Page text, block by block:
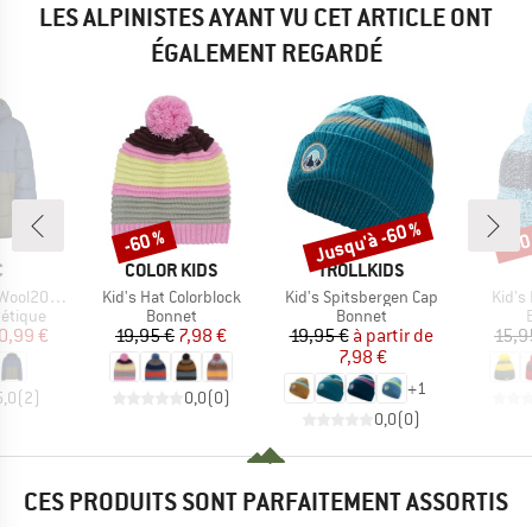
LES ALPINISTES AYANT VU CET ARTICLE ONT
ÉGALEMENT REGARDÉ
Hoody
réduit
€
(2)
MARQUE
COLOR KIDS
Article
Kid's Hat Colorblock
Product group
Bonnet
Prix
19,95 €Prix réduit
7,98 €
0,0(0)
Remise
-60 %
MARQUE
TROLLKIDS
Article
Kid's Spitsbergen Cap
Product group
Bonnet
Prix
19,95 € Prix réduit
à partir de
7,98 €
+1
0,0(0)
Remise
Jusqu'à -60 %
Kid's
-
CES PRODUITS SONT PARFAITEMENT ASSORTIS